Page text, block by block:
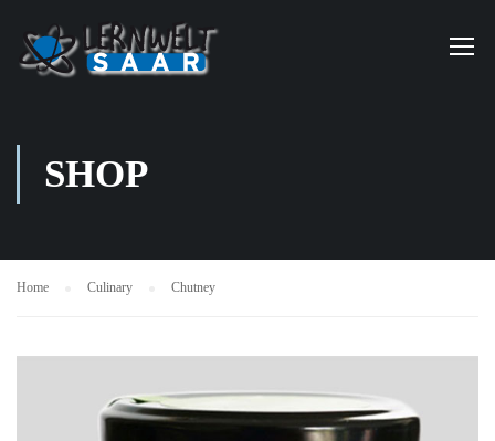
SHOP
Home Culinary Chutney